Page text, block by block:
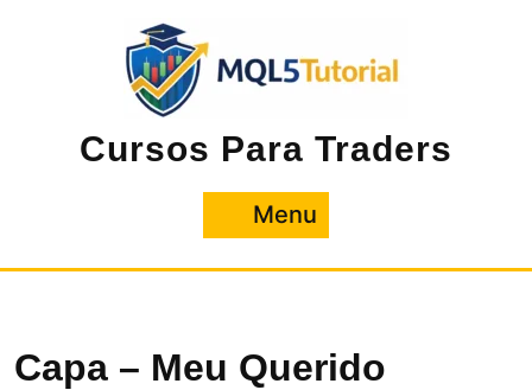
Cursos Para Traders
Menu
Capa – Meu Querido